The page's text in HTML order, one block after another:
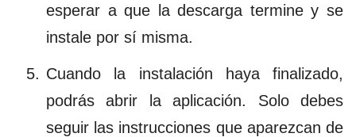
esperar a que la descarga termine y se
instale por sí misma.
Cuando la instalación haya finalizado,
podrás abrir la aplicación. Solo debes
seguir las instrucciones que aparezcan de